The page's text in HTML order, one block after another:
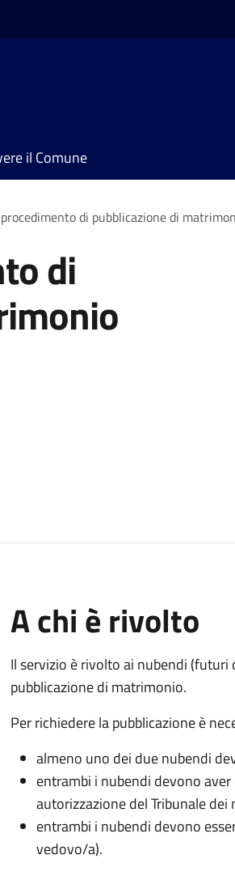
il Comune
di pubblicazione di
di
A chi è rivolto
Il servizio è rivolto ai nubendi
pubblicazione di matrimonio.
Per richiedere la pubblicazione è
almeno uno dei due nubendi
entrambi i nubendi devono
autorizzazione del Tribunale dei
entrambi i nubendi devono
vedovo/a).